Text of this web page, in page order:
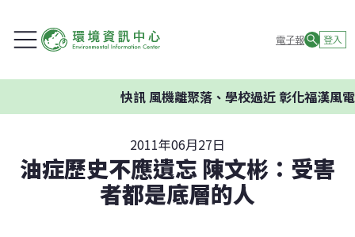
電子報 登入
快訊風機離聚落、學校過近 彰化福漢風電
2011年06月27日
油症歷史不應遺忘 陳文彬：受害
者都是底層的人